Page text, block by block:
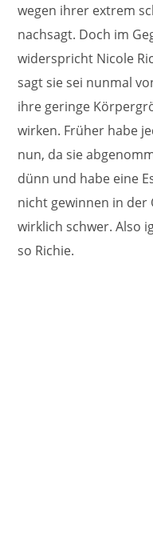
wegen ihrer extrem
nachsagt. Doch im
widerspricht Nicole
sagt sie sei nunmal
ihre geringe
wirken. Früher habe
nun, da sie
dünn und habe eine
nicht gewinnen in der
wirklich schwer. Also
so Richie.